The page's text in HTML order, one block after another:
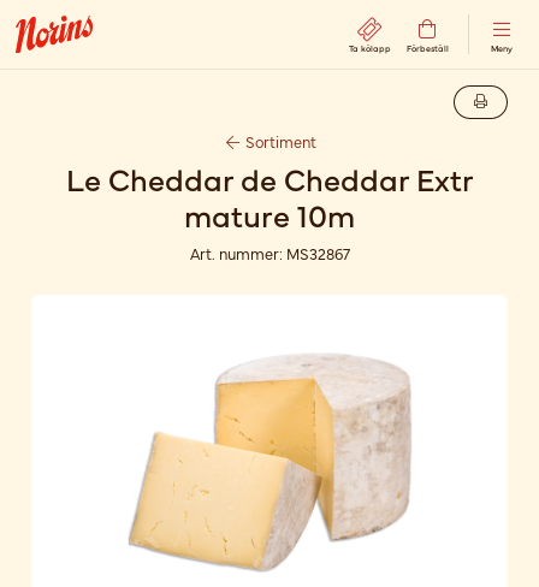
Ta kölapp Förbeställ Meny
Sortiment
Le Cheddar de Cheddar Extr
mature 10m
Art. nummer: MS32867